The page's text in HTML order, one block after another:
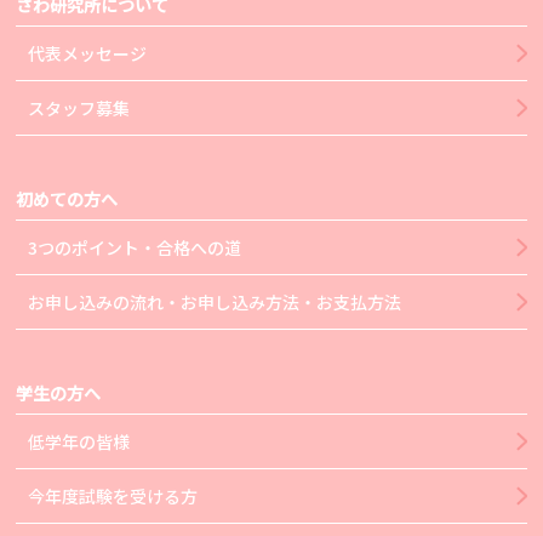
さわ研究所について
代表メッセージ
スタッフ募集
初めての方へ
3つのポイント・合格への道
お申し込みの流れ・お申し込み方法・お支払方法
学生の方へ
低学年の皆様
今年度試験を受ける方